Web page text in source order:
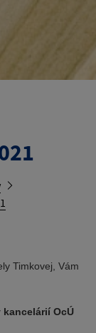
Timkovej, Vám
kancelárií OcÚ